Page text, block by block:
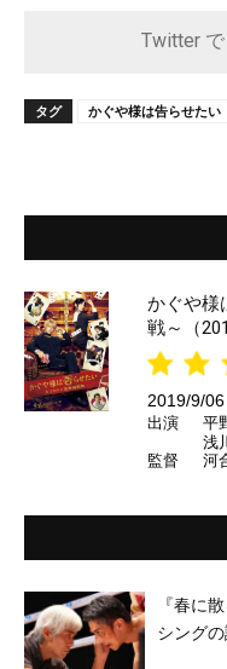
Twitter で
タグ かぐや様は告らせたい
かぐや様
戦～（
2019/9/
出演
平
浅
／
監督 河
『春に
シングの